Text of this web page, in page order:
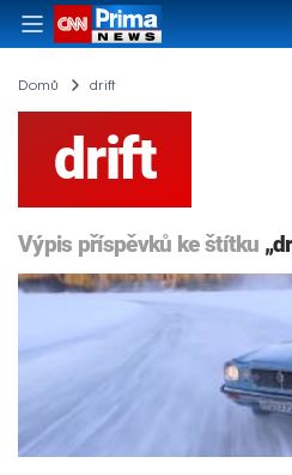
Domů drift
drift
Výpis příspěvků ke štítku